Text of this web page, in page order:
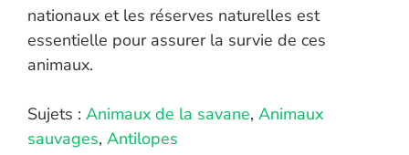
nationaux et les réserves naturelles est
essentielle pour assurer la survie de ces
animaux.
Sujets : Animaux de la savane, Animaux
sauvages, Antilopes